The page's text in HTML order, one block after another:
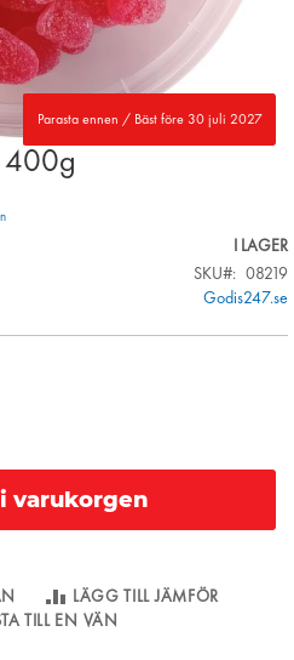
Parasta ennen / Bäst före 30 juli 2027
400g
I LAGER
SKU
08219
Godis247.se
varukorgen
LÄGG TILL JÄMFÖR
TILL EN VÄN